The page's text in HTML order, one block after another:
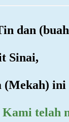
dan
Sinai,
(Mekah) ini
Kami telah